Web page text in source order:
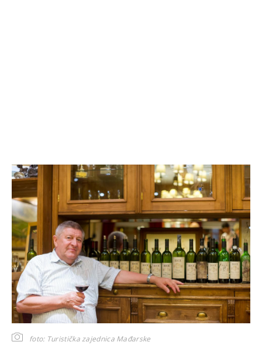
foto: Turistička zajednica Mađarske